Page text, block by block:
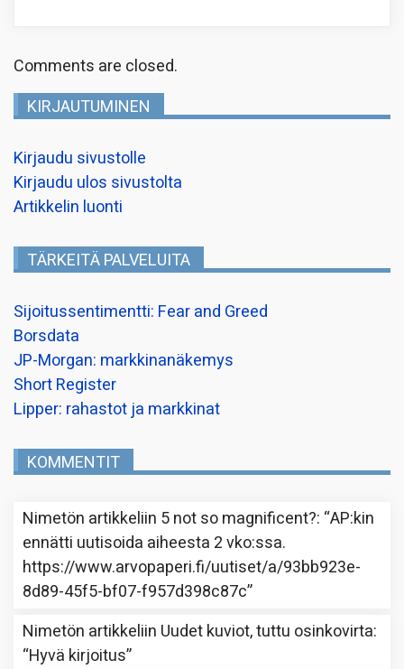
Comments are closed.
KIRJAUTUMINEN
Kirjaudu sivustolle
Kirjaudu ulos sivustolta
Artikkelin luonti
TÄRKEITÄ PALVELUITA
Sijoitussentimentti: Fear and Greed
Borsdata
JP-Morgan: markkinanäkemys
Short Register
Lipper: rahastot ja markkinat
KOMMENTIT
Nimetön artikkeliin 5 not so magnificent?: “AP:kin
ennätti uutisoida aiheesta 2 vko:ssa.
https://www.arvopaperi.fi/uutiset/a/93bb923e-
8d89-45f5-bf07-f957d398c87c”
Nimetön artikkeliin Uudet kuviot, tuttu osinkovirta:
“Hyvä kirjoitus”